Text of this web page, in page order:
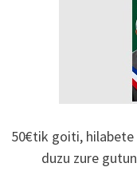
50€tik goiti,
duzu zure